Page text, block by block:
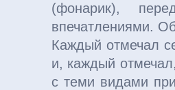
(фонарик),
впечатлениями.
Каждый отмечал
и, каждый
с теми видами